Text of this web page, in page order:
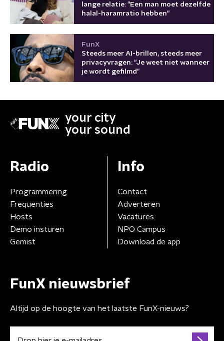
lange relatie: "Een man moet dezelfde
halal-haramratio hebben"
FunX
Steeds meer AI-brillen, steeds meer
privacyvragen: “Je weet niet wanneer
je wordt gefilmd”
your city
your sound
Radio
Programmering
Frequenties
Hosts
Demo insturen
Gemist
Info
Contact
Adverteren
Vacatures
NPO Campus
Download de app
FunX nieuwsbrief
Altijd op de hoogte van het laatste FunX-nieuws?